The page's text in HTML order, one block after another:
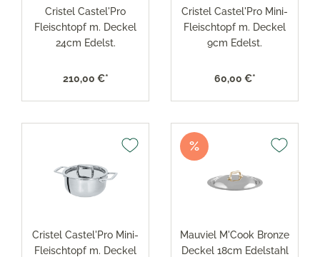
Cristel Castel'Pro
Fleischtopf m. Deckel
24cm Edelst.
210,00 €*
Cristel Castel'Pro Mini-
Fleischtopf m. Deckel
9cm Edelst.
60,00 €*
Cristel Castel'Pro Mini-
Fleischtopf m. Deckel
%
Mauviel M'Cook Bronze
Deckel 18cm Edelstahl